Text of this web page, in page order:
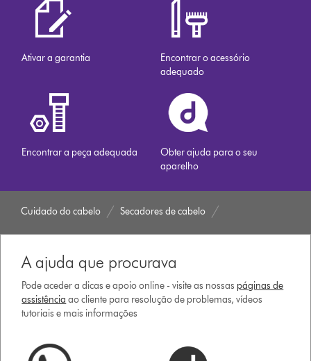
Ativar a garantia
Encontrar o acessório
adequado
Encontrar a peça adequada
Obter ajuda para o seu
aparelho
Cuidado do cabelo Secadores de cabelo
A ajuda que procurava
Pode aceder a dicas e apoio online - visite as nossas páginas de
assistência ao cliente para resolução de problemas, vídeos
tutoriais e mais informações